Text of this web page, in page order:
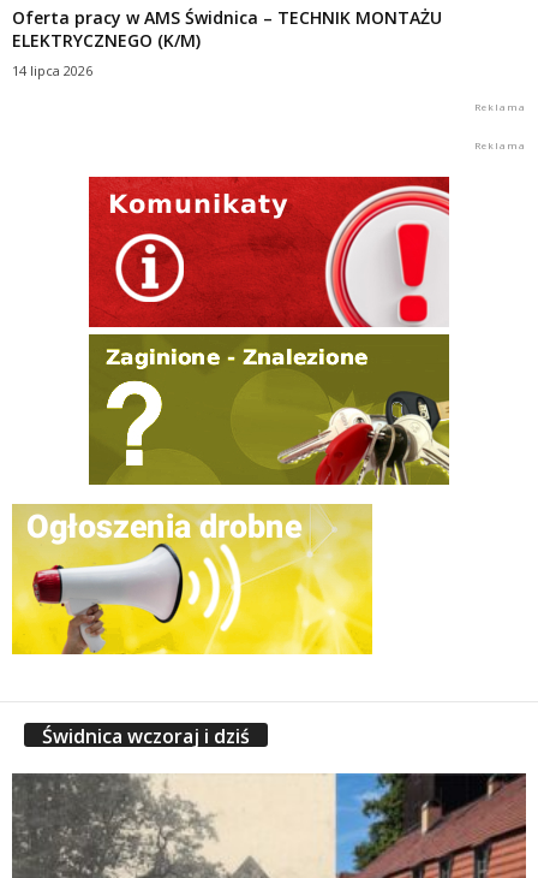
Oferta pracy w AMS Świdnica – TECHNIK MONTAŻU
ELEKTRYCZNEGO (K/M)
14 lipca 2026
Świdnica wczoraj i dziś